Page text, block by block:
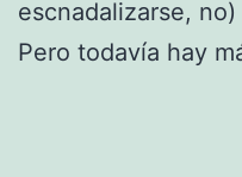
escnadalizarse,
Pero todavía hay